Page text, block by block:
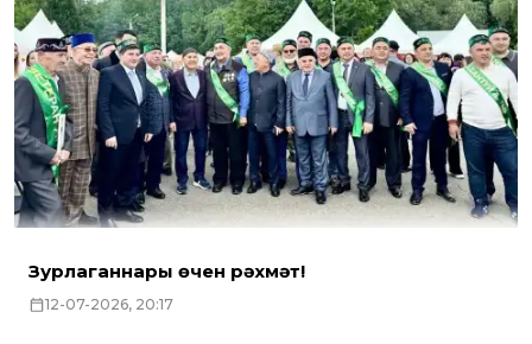
Зурлаганнары өчен рәхмәт!
12-07-2026, 20:17